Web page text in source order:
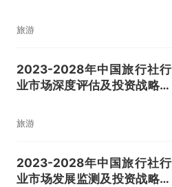
旅游
2023-2028年中国旅行社行
业市场深度评估及投资战略规
旅游
2023-2028年中国旅行社行
业市场发展监测及投资战略规